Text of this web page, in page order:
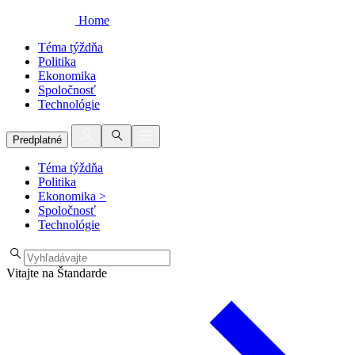
Home
Téma týždňa
Politika
Ekonomika
Spoločnosť
Technológie
Predplatné
Téma týždňa
Politika
Ekonomika >
Spoločnosť
Technológie
Vitajte na Štandarde